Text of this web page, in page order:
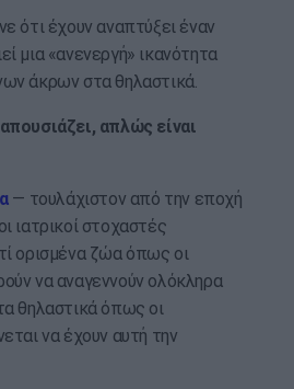
ότι έχουν αναπτύξει έναν
μια «ανενεργή» ικανότητα
άκρων στα θηλαστικά.
απλώς είναι
— τουλάχιστον από την εποχή
ιατρικοί στοχαστές
ορισμένα ζώα όπως οι
να αναγεννούν ολόκληρα
θηλαστικά όπως οι
να έχουν αυτή την